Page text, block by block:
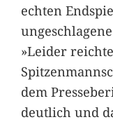
echten
»Leider
dem
deutlich und